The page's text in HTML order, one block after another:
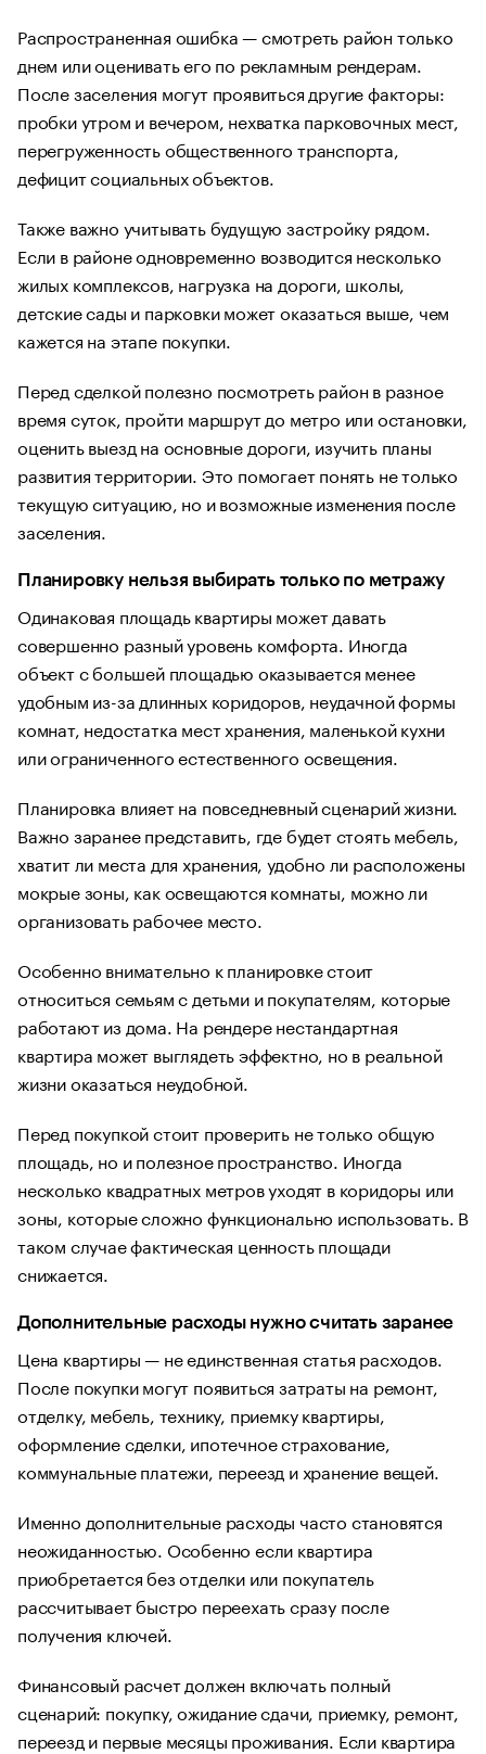
Распространенная ошибка — смотреть район только
днем или оценивать его по рекламным рендерам.
После заселения могут проявиться другие факторы:
пробки утром и вечером, нехватка парковочных мест,
перегруженность общественного транспорта,
дефицит социальных объектов.
Также важно учитывать будущую застройку рядом.
Если в районе одновременно возводится несколько
жилых комплексов, нагрузка на дороги, школы,
детские сады и парковки может оказаться выше, чем
кажется на этапе покупки.
Перед сделкой полезно посмотреть район в разное
время суток, пройти маршрут до метро или остановки,
оценить выезд на основные дороги, изучить планы
развития территории. Это помогает понять не только
текущую ситуацию, но и возможные изменения после
заселения.
Планировку нельзя выбирать только по метражу
Одинаковая площадь квартиры может давать
совершенно разный уровень комфорта. Иногда
объект с большей площадью оказывается менее
удобным из-за длинных коридоров, неудачной формы
комнат, недостатка мест хранения, маленькой кухни
или ограниченного естественного освещения.
Планировка влияет на повседневный сценарий жизни.
Важно заранее представить, где будет стоять мебель,
хватит ли места для хранения, удобно ли расположены
мокрые зоны, как освещаются комнаты, можно ли
организовать рабочее место.
Особенно внимательно к планировке стоит
относиться семьям с детьми и покупателям, которые
работают из дома. На рендере нестандартная
квартира может выглядеть эффектно, но в реальной
жизни оказаться неудобной.
Перед покупкой стоит проверить не только общую
площадь, но и полезное пространство. Иногда
несколько квадратных метров уходят в коридоры или
зоны, которые сложно функционально использовать. В
таком случае фактическая ценность площади
снижается.
Дополнительные расходы нужно считать заранее
Цена квартиры — не единственная статья расходов.
После покупки могут появиться затраты на ремонт,
отделку, мебель, технику, приемку квартиры,
оформление сделки, ипотечное страхование,
коммунальные платежи, переезд и хранение вещей.
Именно дополнительные расходы часто становятся
неожиданностью. Особенно если квартира
приобретается без отделки или покупатель
рассчитывает быстро переехать сразу после
получения ключей.
Финансовый расчет должен включать полный
сценарий: покупку, ожидание сдачи, приемку, ремонт,
переезд и первые месяцы проживания. Если квартира